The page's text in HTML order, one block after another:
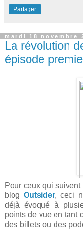
Partager
mardi 18 novembre
La révolution
épisode
Pour ceux qui
blog Outsider, ceci
déjà évoqué à
points de vue en tant
des billets ou des